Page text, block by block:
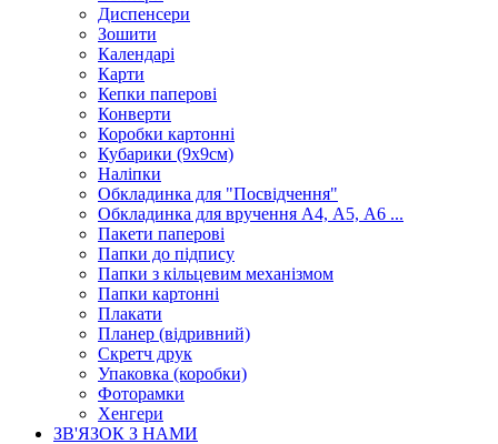
Диспенсери
Зошити
Календарі
Карти
Кепки паперові
Конверти
Коробки картонні
Кубарики (9х9см)
Наліпки
Обкладинка для "Посвідчення"
Обкладинка для вручення А4, А5, А6 ...
Пакети паперові
Папки до підпису
Папки з кільцевим механізмом
Папки картонні
Плакати
Планер (відривний)
Скретч друк
Упаковка (коробки)
Фоторамки
Хенгери
ЗВ'ЯЗОК З НАМИ